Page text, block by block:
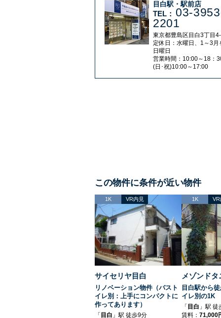
目白駅・駅前店
TEL： 03-
2201
東京都豊島区目白3丁目
定休日：水曜日、1～3月
日曜日
営業時間：10:00～18：
(日･祝)10:00～17:00
この物件に条件が近い物件
1K VR内見
サイセリヤ目白
リノベーション物件（バスト
イレ別：上手にコンパクトに
作ってあります）
「 目白 」駅 徒歩9分
1K VR
メゾンドタ
目白駅から
イレ別の
「 目白 」駅 徒
賃料： 71,000